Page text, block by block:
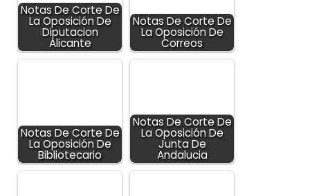
Notas De Corte De
La Oposición De
Diputacion
Alicante
Notas De Corte De
La Oposición De
Correos
Notas De Corte De
La Oposición De
Bibliotecario
Notas De Corte De
La Oposición De
Junta De
Andalucia